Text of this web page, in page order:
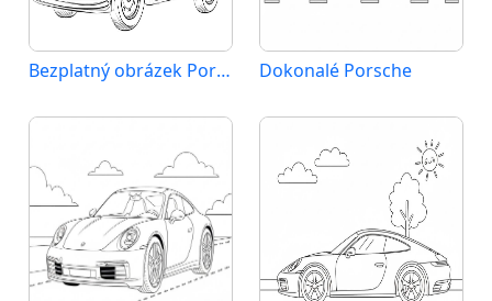
Bezplatný obrázek Porsche Dokonalé Porsche